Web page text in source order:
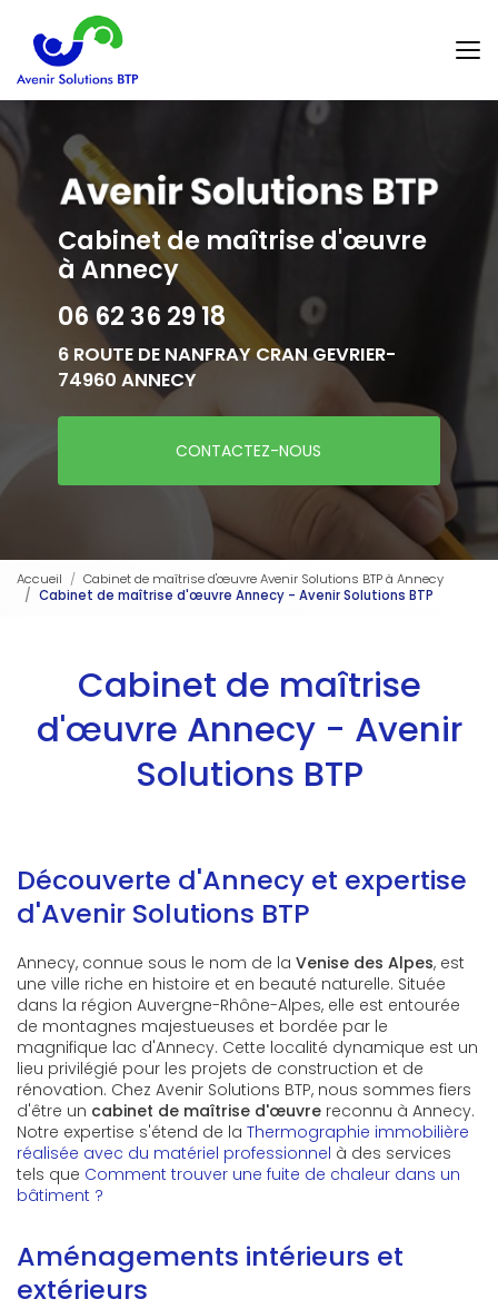
contenu
principal
Cabinet de maîtrise d'œuvre
à Annecy
06 62 36 29 18
6 ROUTE DE NANFRAY CRAN GEVRIER-
74960 ANNECY
CONTACTEZ-NOUS
Accueil
Cabinet de maîtrise d'œuvre Avenir Solutions BTP à Annecy
Cabinet de maîtrise d'œuvre Annecy - Avenir Solutions BTP
Cabinet de maîtrise
d'œuvre Annecy - Avenir
Solutions BTP
Découverte d'Annecy et expertise
d'Avenir Solutions BTP
Annecy, connue sous le nom de la Venise des Alpes, est
une ville riche en histoire et en beauté naturelle. Située
dans la région Auvergne-Rhône-Alpes, elle est entourée
de montagnes majestueuses et bordée par le
magnifique lac d'Annecy. Cette localité dynamique est un
lieu privilégié pour les projets de construction et de
rénovation. Chez Avenir Solutions BTP, nous sommes fiers
d'être un cabinet de maîtrise d'œuvre reconnu à Annecy.
Notre expertise s'étend de la Thermographie immobilière
réalisée avec du matériel professionnel à des services
tels que Comment trouver une fuite de chaleur dans un
bâtiment ?
Aménagements intérieurs et
extérieurs